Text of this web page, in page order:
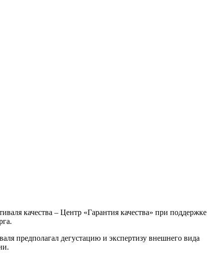
качества – Центр «Гарантия качества» при поддержке
предполагал дегустацию и экспертизу внешнего вида